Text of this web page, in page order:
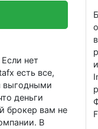
нет
есть все,
выгодными
деньги
брокер вам не
В